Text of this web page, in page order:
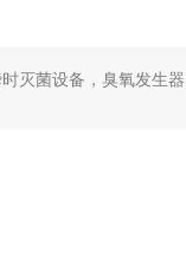
灭菌设备，臭氧发生器，